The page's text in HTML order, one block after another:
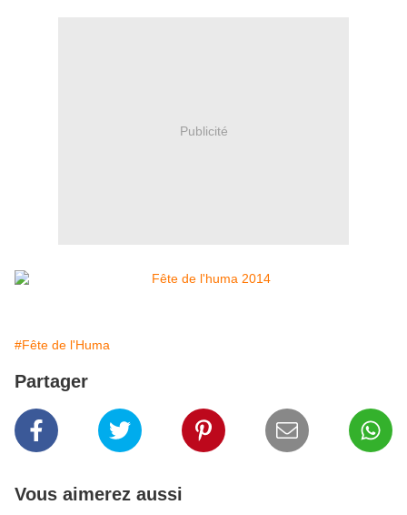
Publicité
#Fête de l'Huma
Partager
Vous aimerez aussi